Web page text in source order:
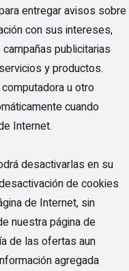
entregar avisos sobre
con sus intereses,
publicitarias
y productos.
u otro
cuando
Internet.
desactivarlas en su
de cookies
de Internet, sin
nuestra página de
de las ofertas aun
agregada